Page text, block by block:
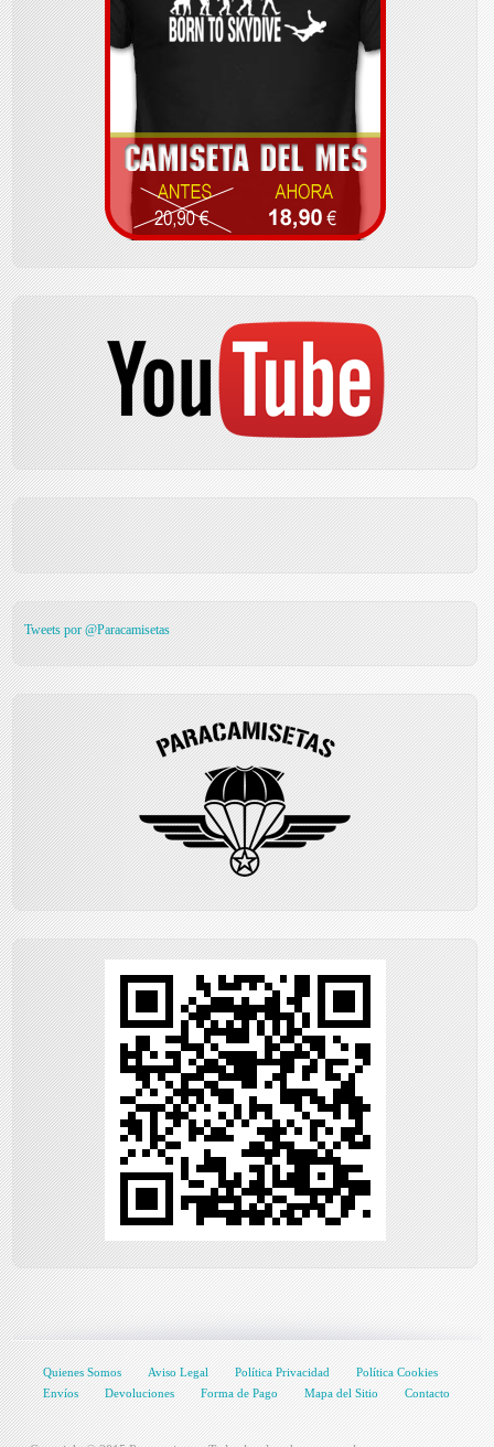
Tweets por @Paracamisetas
Quienes Somos Aviso Legal Política Privacidad
Política Cookies
Envíos
Devoluciones Forma de Pago Mapa del Sitio Contacto